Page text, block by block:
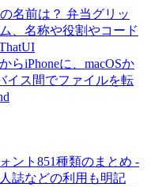
名前は？ 弁当グリッ
、名称や役割やコード
らiPhoneに、macOSか
イス間でファイルを転
ント851種類のまとめ -
誌などの利用も明記